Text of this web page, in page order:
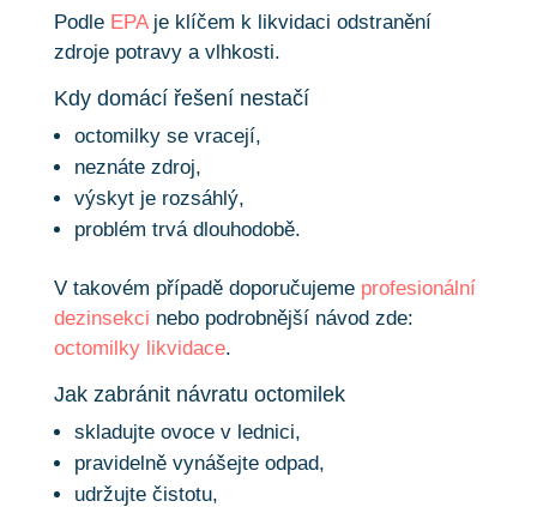
Podle EPAje klíčem k likvidaci odstranění
zdroje potravy a vlhkosti.
Kdy domácí řešení nestačí
octomilky se vracejí,
neznáte zdroj,
výskyt je rozsáhlý,
problém trvá dlouhodobě.
V takovém případě doporučujeme profesionální
dezinsekci nebo podrobnější návod zde:
octomilky likvidace.
Jak zabránit návratu octomilek
skladujte ovoce v lednici,
pravidelně vynášejte odpad,
udržujte čistotu,